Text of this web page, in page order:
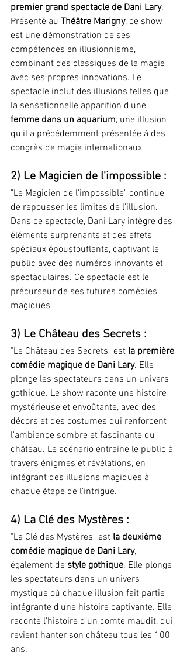
premier grand spectacle de Dani Lary.
Présenté au Théâtre Marigny, ce show
est une démonstration de ses
compétences en illusionnisme,
combinant des classiques de la magie
avec ses propres innovations. Le
spectacle inclut des illusions telles que
la sensationnelle apparition d'une
femme dans un aquarium, une illusion
qu'il a précédemment présentée à des
congrès de magie internationaux​
2) Le Magicien de l'impossible :
"Le Magicien de l'impossible" continue
de repousser les limites de l'illusion.
Dans ce spectacle, Dani Lary intègre des
éléments surprenants et des effets
spéciaux époustouflants, captivant le
public avec des numéros innovants et
spectaculaires. Ce spectacle est le
précurseur de ses futures comédies
magiques
3) Le Château des Secrets :
"Le Château des Secrets" est la première
comédie magique de Dani Lary. Elle
plonge les spectateurs dans un univers
gothique. Le show raconte une histoire
mystérieuse et envoûtante, avec des
décors et des costumes qui renforcent
l'ambiance sombre et fascinante du
château. Le scénario entraîne le public à
travers énigmes et révélations, en
intégrant des illusions magiques à
chaque étape de l'intrigue​.
4) La Clé des Mystères :
"La Clé des Mystères" est la deuxième
comédie magique de Dani Lary,
également de style gothique. Elle plonge
les spectateurs dans un univers
mystique où chaque illusion fait partie
intégrante d'une histoire captivante. Elle
raconte l’histoire d’un comte maudit, qui
revient hanter son château tous les 100
ans.